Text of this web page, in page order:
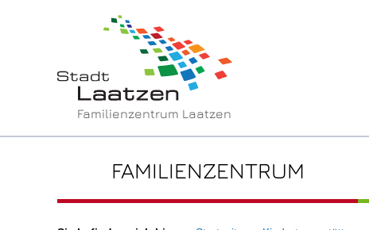
Familienzentrum Laatzen
FAMILIENZENTRUM